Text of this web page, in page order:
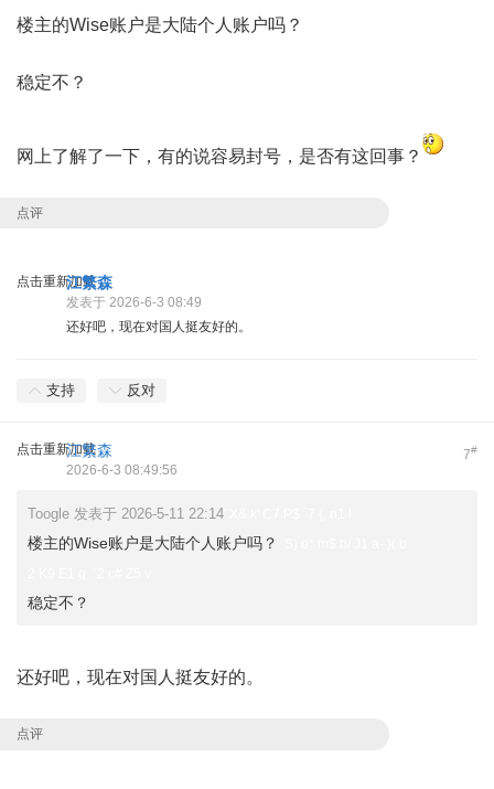
楼主的Wise账户是大陆个人账户吗？
稳定不？
网上了解了一下，有的说容易封号，是否有这回事？
点评
点击重新加载
江繁森
发表于 2026-6-3 08:49
还好吧，现在对国人挺友好的。
支持 反对
点击重新加载 7#
江繁森
2026-6-3 08:49:56
Toogle 发表于 2026-5-11 22:14
楼主的Wise账户是大陆个人账户吗？
稳定不？
还好吧，现在对国人挺友好的。
点评